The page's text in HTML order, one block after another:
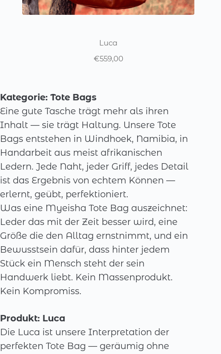
Luca
€559,00
has
multiple
variants.
The
options
may
be
chosen
on
the
product
page
Kategorie: Tote Bags
Eine gute Tasche trägt mehr als ihren
Inhalt — sie trägt Haltung. Unsere Tote
Bags entstehen in Windhoek, Namibia, in
Handarbeit aus meist afrikanischen
Ledern. Jede Naht, jeder Griff, jedes Detail
ist das Ergebnis von echtem Können —
erlernt, geübt, perfektioniert.
Was eine Myeisha Tote Bag auszeichnet:
Leder das mit der Zeit besser wird, eine
Größe die den Alltag ernstnimmt, und ein
Bewusstsein dafür, dass hinter jedem
Stück ein Mensch steht der sein
Handwerk liebt. Kein Massenprodukt.
Kein Kompromiss.
Produkt: Luca
Die Luca ist unsere Interpretation der
perfekten Tote Bag — geräumig ohne